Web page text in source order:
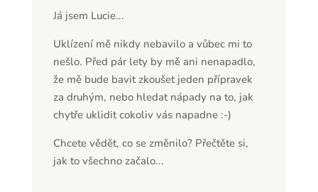
Já jsem Lucie...
Uklízení mě nikdy nebavilo a vůbec mi to
nešlo. Před pár lety by mě ani nenapadlo,
že mě bude bavit zkoušet jeden přípravek
za druhým, nebo hledat nápady na to, jak
chytře uklidit cokoliv vás napadne :-)
Chcete vědět, co se změnilo? Přečtěte si,
jak to všechno začalo...